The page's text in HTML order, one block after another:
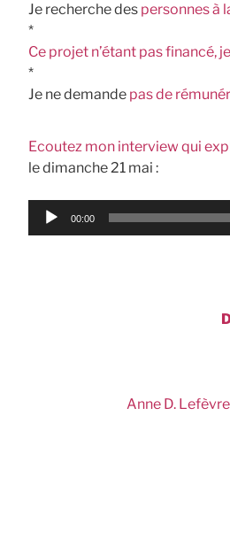
Je recherche des personnes à
*
Ce projet n’étant pas financé,
*
Je ne demande pas de
Ecoutez mon interview qui
le dimanche 21 mai :
Lecteur
00:00
Anne D.